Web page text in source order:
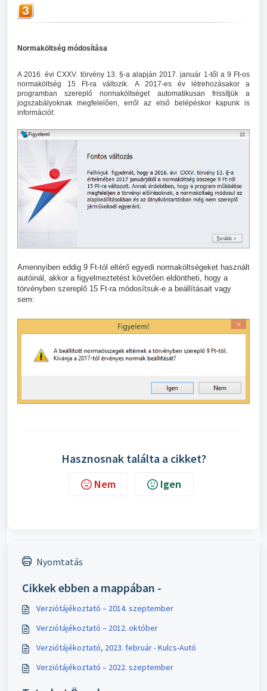
Normaköltség módosítása
A 2016. évi CXXV. törvény 13. §-a alapján 2017. január 1-től a 9 Ft-os
normaköltség 15 Ft-ra változik. A 2017-es év létrehozásakor a
programban szereplő normaköltséget automatikusan frissítjük a
jogszabályoknak megfelelően, erről az első belépéskor kapunk is
információt:
Amennyiben eddig 9 Ft-tól eltérő egyedi normaköltségeket használt
autóinál, akkor a figyelmeztetést követően eldöntheti, hogy a
törvényben szereplő 15 Ft-ra módosítsuk-e a beállításait vagy
sem:
Hasznosnak találta a cikket?
Nem Igen
Nyomtatás
Cikkek ebben a mappában -
Verziótájékoztató – 2014. szeptember
Verziótájékoztató – 2012. október
Verziótájékoztató, 2023. február - Kulcs-Autó
Verziótájékoztató – 2022. szeptember